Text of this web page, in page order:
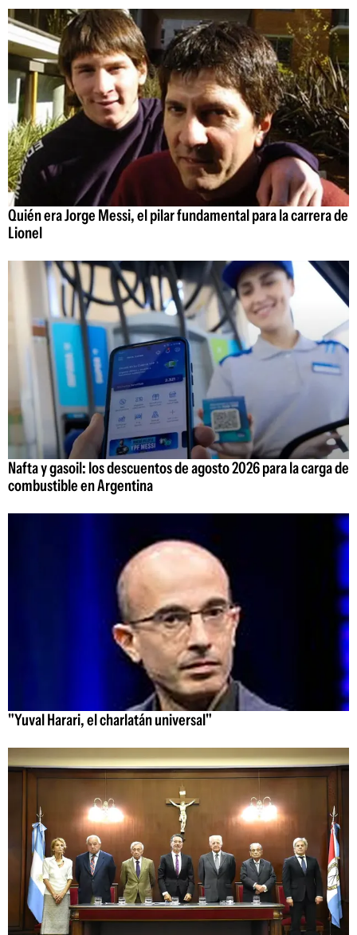
Quién era Jorge Messi, el pilar fundamental para la carrera de
Lionel
Nafta y gasoil: los descuentos de agosto 2026 para la carga de
combustible en Argentina
"Yuval Harari, el charlatán universal"